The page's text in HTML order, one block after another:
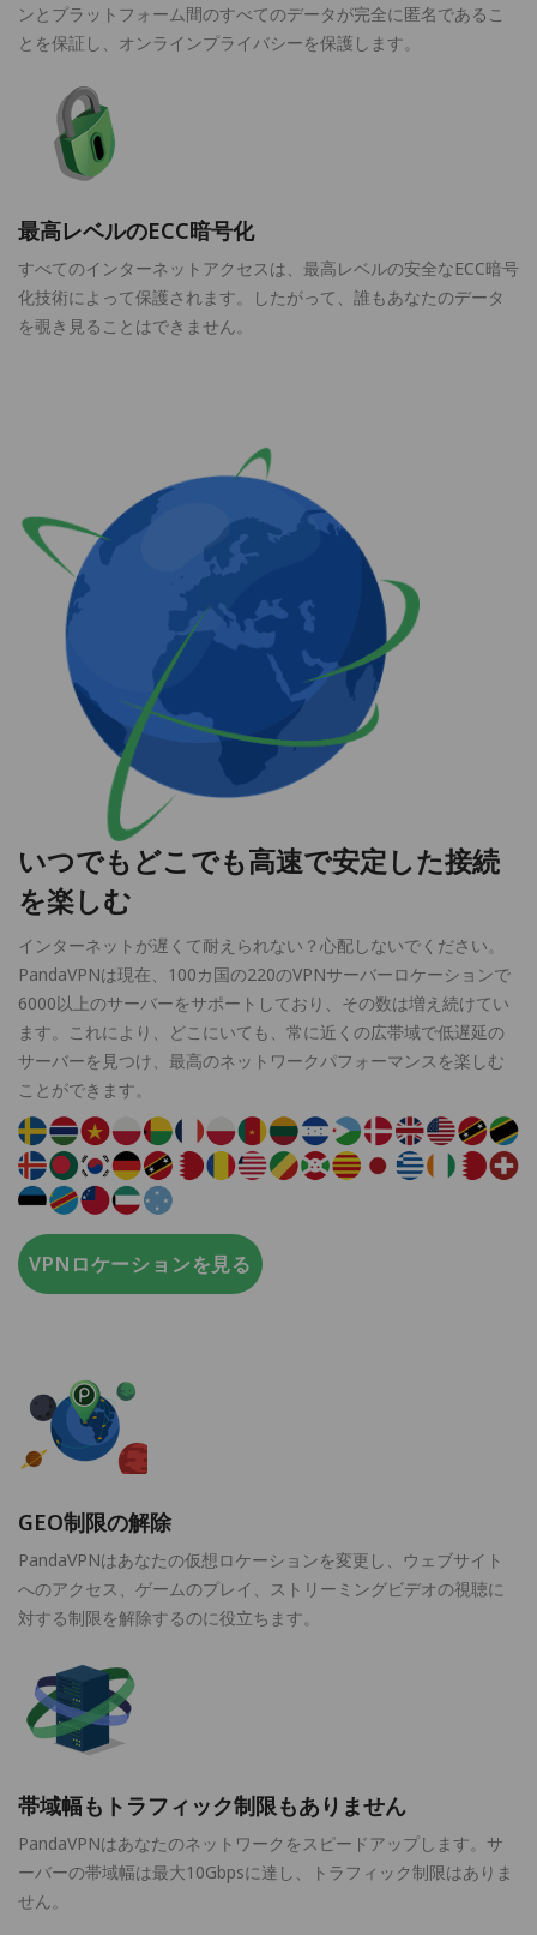
ンとプラットフォーム間のすべてのデータが完全に匿名であるこ
とを保証し、オンラインプライバシーを保護します。
最高レベルのECC暗号化
すべてのインターネットアクセスは、最高レベルの安全なECC暗号
化技術によって保護されます。したがって、誰もあなたのデータ
を覗き見ることはできません。
いつでもどこでも高速で安定した接続
を楽しむ
インターネットが遅くて耐えられない？心配しないでください。
PandaVPNは現在、100カ国の220のVPNサーバーロケーションで
6000以上のサーバーをサポートしており、その数は増え続けてい
ます。これにより、どこにいても、常に近くの広帯域で低遅延の
サーバーを見つけ、最高のネットワークパフォーマンスを楽しむ
ことができます。
VPNロケーションを見る
GEO制限の解除
PandaVPNはあなたの仮想ロケーションを変更し、ウェブサイト
へのアクセス、ゲームのプレイ、ストリーミングビデオの視聴に
対する制限を解除するのに役立ちます。
帯域幅もトラフィック制限もありません
PandaVPNはあなたのネットワークをスピードアップします。サ
ーバーの帯域幅は最大10Gbpsに達し、トラフィック制限はありま
せん。